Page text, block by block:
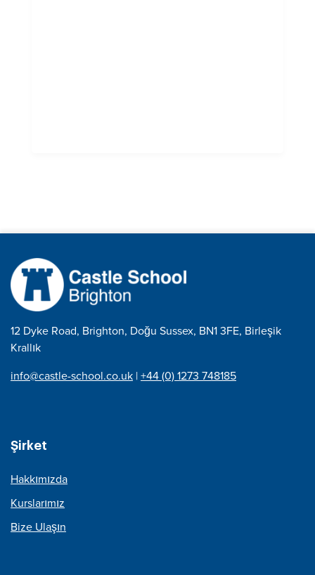
12 Dyke Road, Brighton, Doğu Sussex, BN1 3FE, Birleşik
Krallık
info@castle-school.co.uk |+44 (0) 1273 748185
Şirket
Hakkımızda
Kurslarımız
Bize Ulaşın